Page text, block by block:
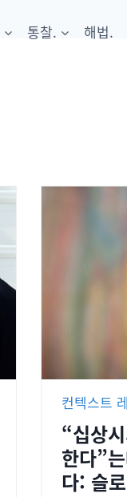
통찰. 해법.
컨텍스트
“십상
한다”
다: 슬